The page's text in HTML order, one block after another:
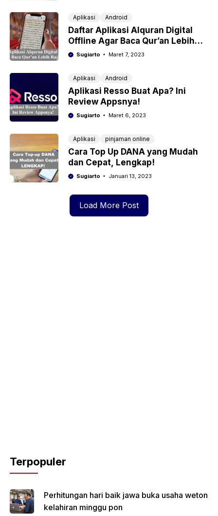
Aplikasi Android
Daftar Aplikasi Alquran Digital
Offline Agar Baca Qur’an Lebih
Rajin
Sugiarto Maret 7, 2023
Aplikasi Android
Aplikasi Resso Buat Apa? Ini
Review Appsnya!
Sugiarto Maret 6, 2023
Aplikasi pinjaman online
Cara Top Up DANA yang Mudah
dan Cepat, Lengkap!
Sugiarto Januari 13, 2023
Load More Post
Terpopuler
Perhitungan hari baik jawa buka usaha weton
kelahiran minggu pon